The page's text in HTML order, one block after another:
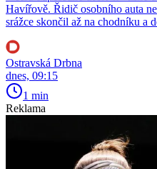
Havířově. Řidič osobního auta
srážce skončil až na chodníku a
Ostravská Drbna
dnes, 09:15
1 min
Reklama